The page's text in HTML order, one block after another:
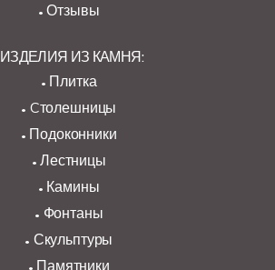
Отзывы
ИЗДЕЛИЯ ИЗ КАМНЯ:
Плитка
Cтолешницы
Подоконники
Лестницы
Камины
Фонтаны
Скульптуры
Памятники